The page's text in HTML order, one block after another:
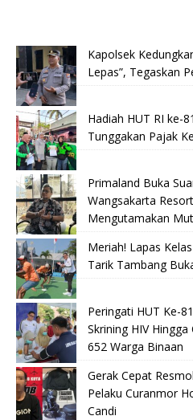
Kapolsek
Lepas”, Tegaskan
Hadiah HUT RI ke-
Tunggakan Pajak
Primaland Buka
Wangsakarta
Mengutamakan
Meriah! Lapas
Tarik Tambang
Peringati HUT Ke-
Skrining HIV
652 Warga Binaan
Gerak Cepat
Pelaku Curanmor
Candi